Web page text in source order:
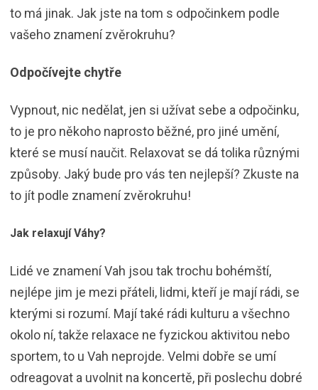
to má jinak. Jak jste na tom s odpočinkem podle
vašeho znamení zvěrokruhu?
Odpočívejte chytře
Vypnout, nic nedělat, jen si užívat sebe a odpočinku,
to je pro někoho naprosto běžné, pro jiné umění,
které se musí naučit. Relaxovat se dá tolika různými
způsoby. Jaký bude pro vás ten nejlepší? Zkuste na
to jít podle znamení zvěrokruhu!
Jak relaxují Váhy?
Lidé ve znamení Vah jsou tak trochu bohémští,
nejlépe jim je mezi přáteli, lidmi, kteří je mají rádi, se
kterými si rozumí. Mají také rádi kulturu a všechno
okolo ní, takže relaxace ne fyzickou aktivitou nebo
sportem, to u Vah neprojde. Velmi dobře se umí
odreagovat a uvolnit na koncertě, při poslechu dobré